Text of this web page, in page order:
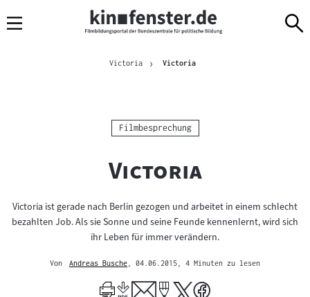
Navigation
zum
zur
BrotkrümelnavigationVictoria VictoriaAktuelle Seite
Kategorie:
Filmbesprechung
"
Victoria"
Victoria ist gerade nach Berlin gezogen und arbeitet in einem schlecht
bezahlten Job. Als sie Sonne und seine Feunde kennenlernt, wird sich
ihr Leben für immer verändern.
Von
Andreas Busche
zum
Author
, 04.06.2015 , 4 Minuten zu lesen